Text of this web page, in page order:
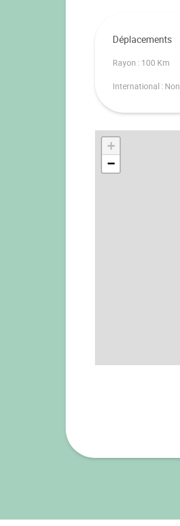
Déplacements
Rayon : 100 Km
International : Non
+
−